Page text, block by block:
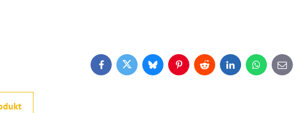
FacebookTwitterBlueskyPinterestRedditLinkedInWhatsApp
E-
mail